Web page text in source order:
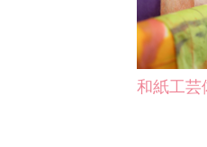
和紙工芸